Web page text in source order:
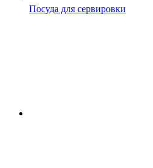
Посуда для сервировки